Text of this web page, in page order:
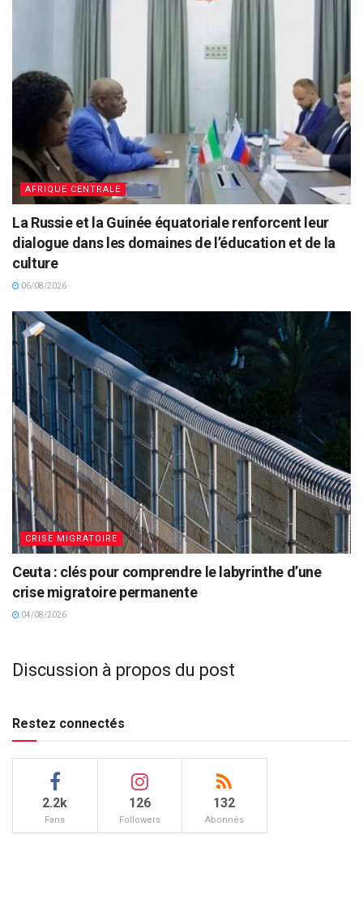
AFRIQUE CENTRALE
La Russie et la Guinée équatoriale renforcent leur
dialogue dans les domaines de l’éducation et de la
culture
06/08/2026
CRISE MIGRATOIRE
Ceuta : clés pour comprendre le labyrinthe d’une
crise migratoire permanente
04/08/2026
Discussion à propos du post
Restez connectés
2.2k
Fans
126
Followers
132
Abonnés